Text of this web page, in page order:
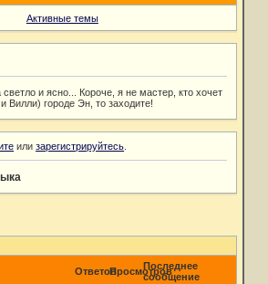
Активные темы
светло и ясно... Короче, я не мастер, кто хочет
городе Эн, то заходите!
илизарегистрируйтесь
ОтветовПросмотровПоследнее
сообщение